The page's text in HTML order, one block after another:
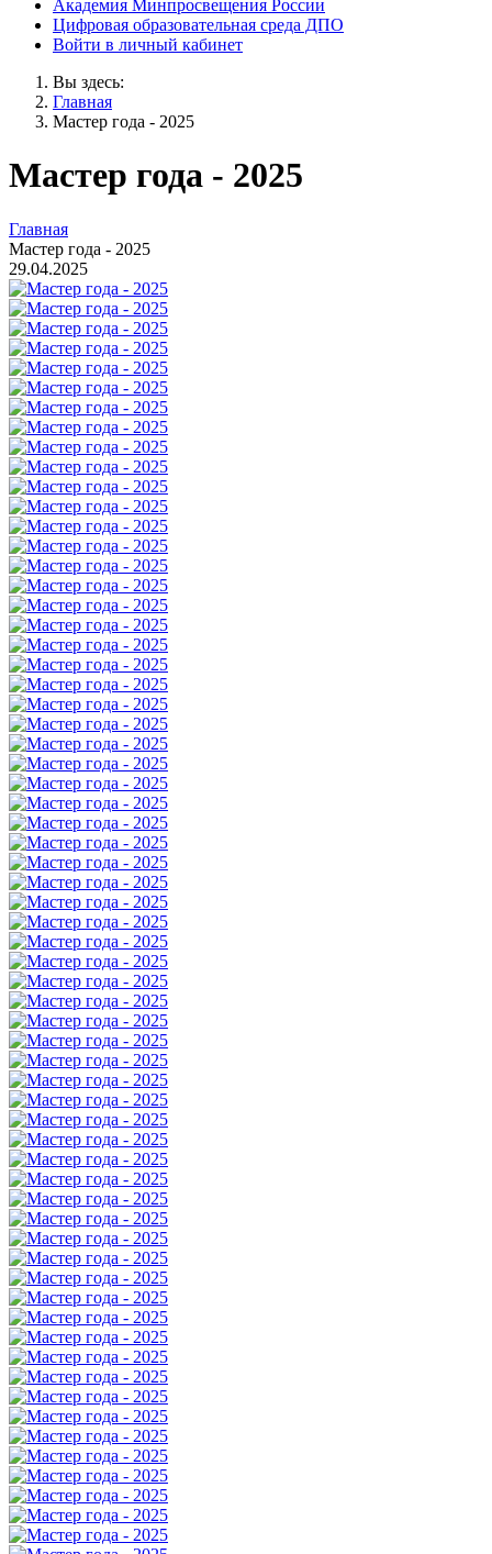
Академия Минпросвещения России
Цифровая образовательная среда ДПО
Войти в личный кабинет
Вы здесь:
Главная
Мастер года - 2025
Мастер года - 2025
Главная
Мастер года - 2025
29.04.2025